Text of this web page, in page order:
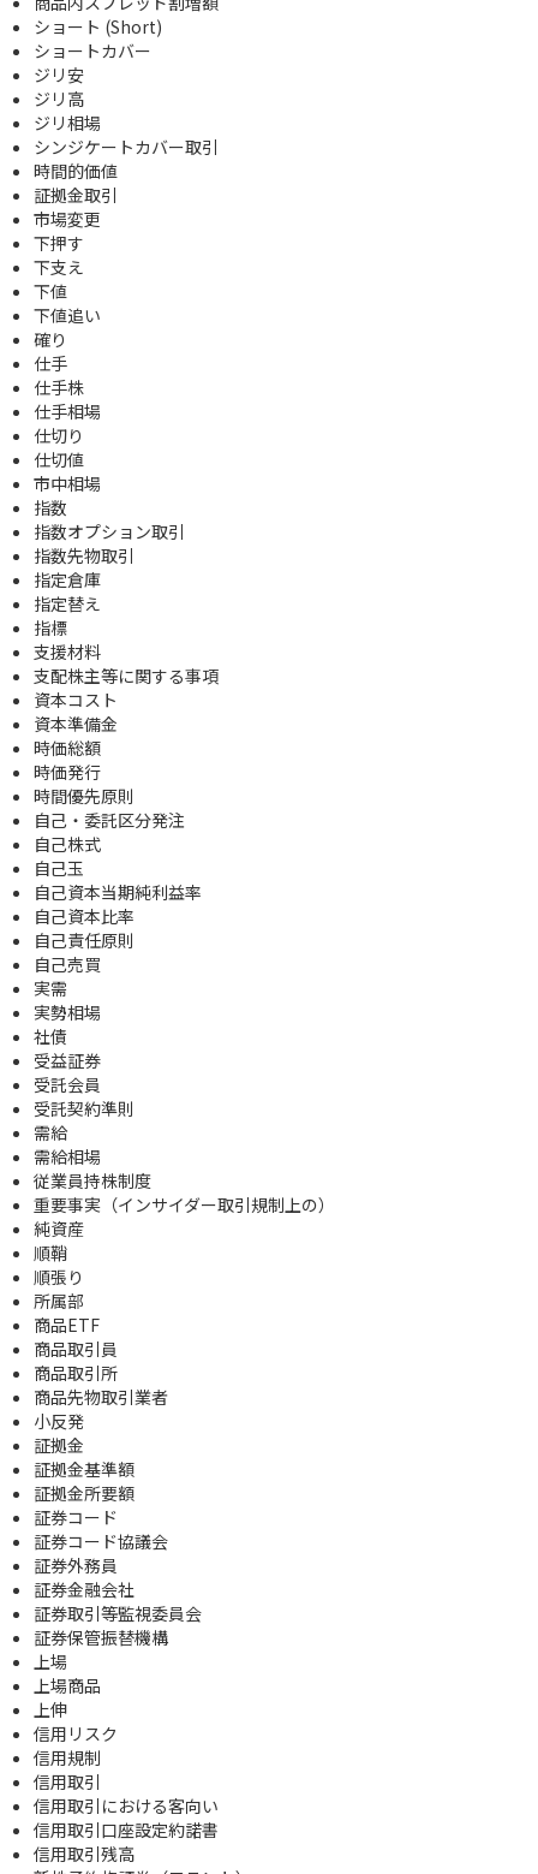
ショート (Short)
ショートカバー
ジリ安
ジリ高
ジリ相場
シンジケートカバー取引
時間的価値
証拠金取引
市場変更
下押す
下支え
下値
下値追い
確り
仕手
仕手株
仕手相場
仕切り
仕切値
市中相場
指数
指数オプション取引
指数先物取引
指定倉庫
指定替え
指標
支援材料
支配株主等に関する事項
資本コスト
資本準備金
時価総額
時価発行
時間優先原則
自己・委託区分発注
自己株式
自己玉
自己資本当期純利益率
自己資本比率
自己責任原則
自己売買
実需
実勢相場
社債
受益証券
受託会員
受託契約準則
需給
需給相場
従業員持株制度
重要事実（インサイダー取引規制上の）
純資産
順鞘
順張り
所属部
商品ETF
商品取引員
商品取引所
商品先物取引業者
小反発
証拠金
証拠金基準額
証拠金所要額
証券コード
証券コード協議会
証券外務員
証券金融会社
証券取引等監視委員会
証券保管振替機構
上場
上場商品
上伸
信用リスク
信用規制
信用取引
信用取引における客向い
信用取引口座設定約諾書
信用取引残高